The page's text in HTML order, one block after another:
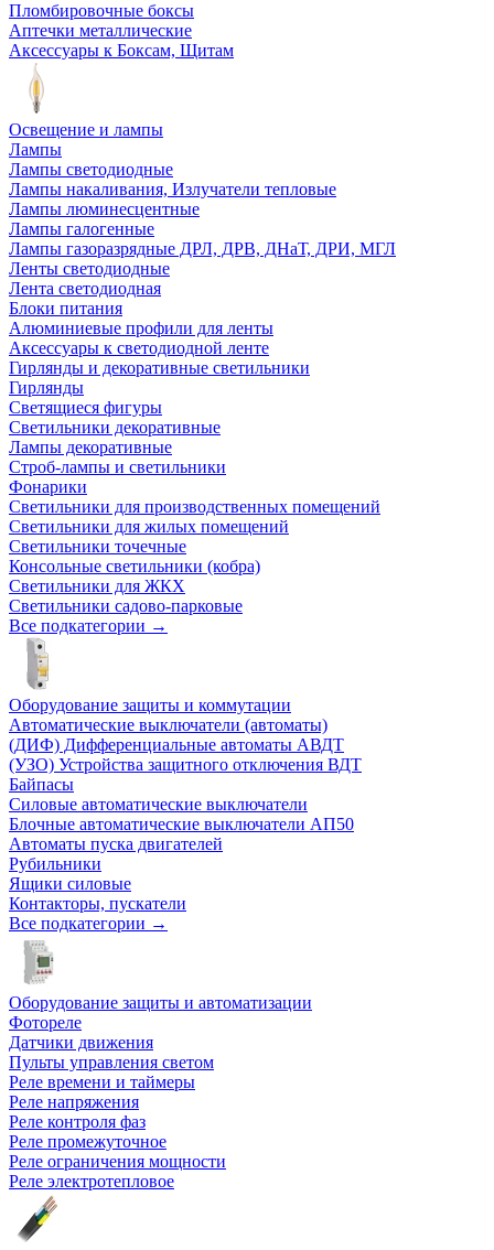
Пломбировочные боксы
Аптечки металлические
Аксессуары к Боксам, Щитам
Освещение и лампы
Лампы
Лампы светодиодные
Лампы накаливания, Излучатели тепловые
Лампы люминесцентные
Лампы галогенные
Лампы газоразрядные ДРЛ, ДРВ, ДНаТ, ДРИ, МГЛ
Ленты светодиодные
Лента светодиодная
Блоки питания
Алюминиевые профили для ленты
Аксессуары к светодиодной ленте
Гирлянды и декоративные светильники
Гирлянды
Светящиеся фигуры
Светильники декоративные
Лампы декоративные
Строб-лампы и светильники
Фонарики
Светильники для производственных помещений
Светильники для жилых помещений
Светильники точечные
Консольные светильники (кобра)
Светильники для ЖКХ
Светильники садово-парковые
Все подкатегории →
Оборудование защиты и коммутации
Автоматические выключатели (автоматы)
(ДИФ) Дифференциальные автоматы АВДТ
(УЗО) Устройства защитного отключения ВДТ
Байпасы
Силовые автоматические выключатели
Блочные автоматические выключатели АП50
Автоматы пуска двигателей
Рубильники
Ящики силовые
Контакторы, пускатели
Все подкатегории →
Оборудование защиты и автоматизации
Фотореле
Датчики движения
Пульты управления светом
Реле времени и таймеры
Реле напряжения
Реле контроля фаз
Реле промежуточное
Реле ограничения мощности
Реле электротепловое